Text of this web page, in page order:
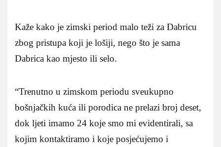
Kaže kako je zimski period malo teži za Dabricu
zbog pristupa koji je lošiji, nego što je sama
Dabrica kao mjesto ili selo.
“Trenutno u zimskom periodu sveukupno
bošnjačkih kuća ili porodica ne prelazi broj deset,
dok ljeti imamo 24 koje smo mi evidentirali, sa
kojim kontaktiramo i koje posjećujemo i